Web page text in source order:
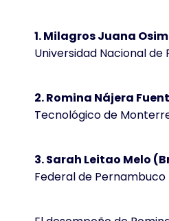
1. Milagros Juana
Universidad Nacional de
2. Romina Nájera
Tecnológico de
3. Sarah Leitao Melo
Federal de Pernambuco